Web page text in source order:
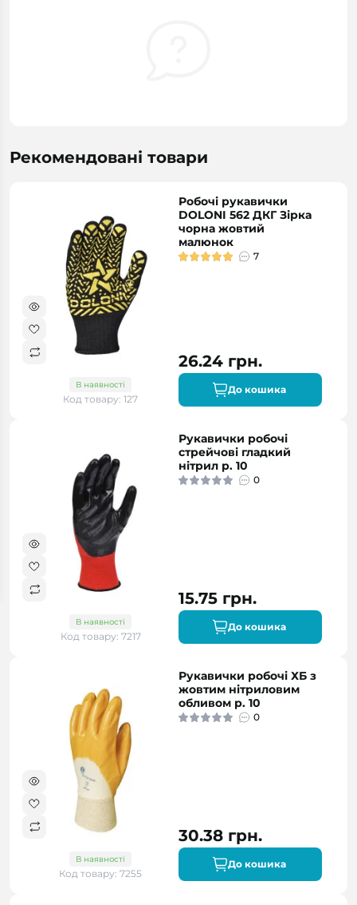
Рекомендовані товари
В наявності
Код товару: 127
Робочі рукавички
DOLONI 562 ДКГ Зірка
чорна жовтий
малюнок
7
26.24 грн.
До кошика
В наявності
Код товару: 7217
Рукавички робочі
стрейчові гладкий
нітрил р. 10
0
15.75 грн.
До кошика
В наявності
Код товару: 7255
Рукавички робочі ХБ з
жовтим нітриловим
обливом р. 10
0
30.38 грн.
До кошика